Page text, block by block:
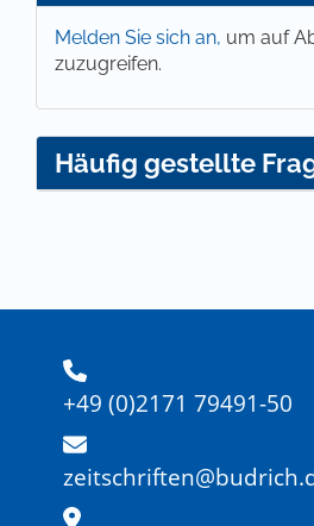
Melden Sie sich an, um auf
zuzugreifen.
Häufig gestellte
+49 (0)2171 79491-50